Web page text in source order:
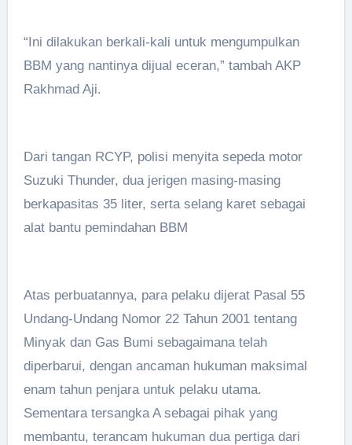
“Ini dilakukan berkali-kali untuk mengumpulkan
BBM yang nantinya dijual eceran,” tambah AKP
Rakhmad Aji.
Dari tangan RCYP, polisi menyita sepeda motor
Suzuki Thunder, dua jerigen masing-masing
berkapasitas 35 liter, serta selang karet sebagai
alat bantu pemindahan BBM
Atas perbuatannya, para pelaku dijerat Pasal 55
Undang-Undang Nomor 22 Tahun 2001 tentang
Minyak dan Gas Bumi sebagaimana telah
diperbarui, dengan ancaman hukuman maksimal
enam tahun penjara untuk pelaku utama.
Sementara tersangka A sebagai pihak yang
membantu, terancam hukuman dua pertiga dari